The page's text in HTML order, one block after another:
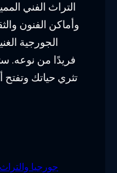
التراث الفني
وأماكن الفنون
الجورجية
فريدًا من نوعه.
تثري حياتك وتفتح
جورجيا